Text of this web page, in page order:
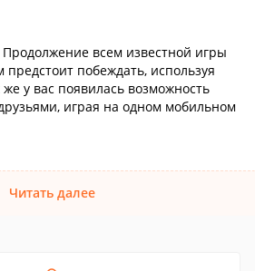
всем известной игры
побеждать, используя
у вас появилась возможность
играя на одном мобильном
Читать далее